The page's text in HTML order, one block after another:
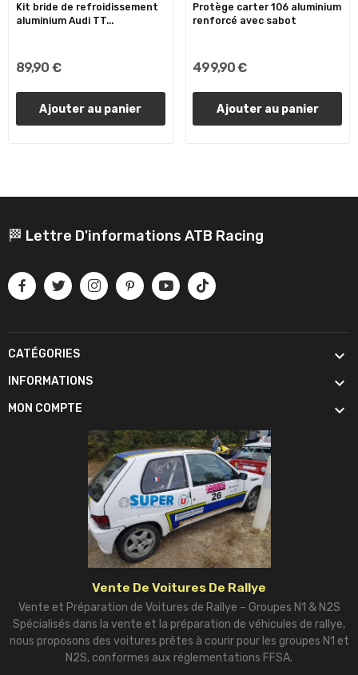
Kit bride de refroidissement
aluminium Audi TT...
89,90 €
Ajouter au panier
Protège carter 106 aluminium
renforcé avec sabot
499,90 €
Ajouter au panier
🏁 Lettre D'informations ATB Racing
CATÉGORIES 
INFORMATIONS 
MON COMPTE 
Vente De Voitures De Rallye
Vente et Préparation de Voitures de Rallye – Groupes N1 & N2S
Spécialisés dans la vente et la préparation de véhicules de rallye,
nous proposons des voitures prêtes à courir pour les groupes N1 et
N2S, conformes aux réglementations FFSA.